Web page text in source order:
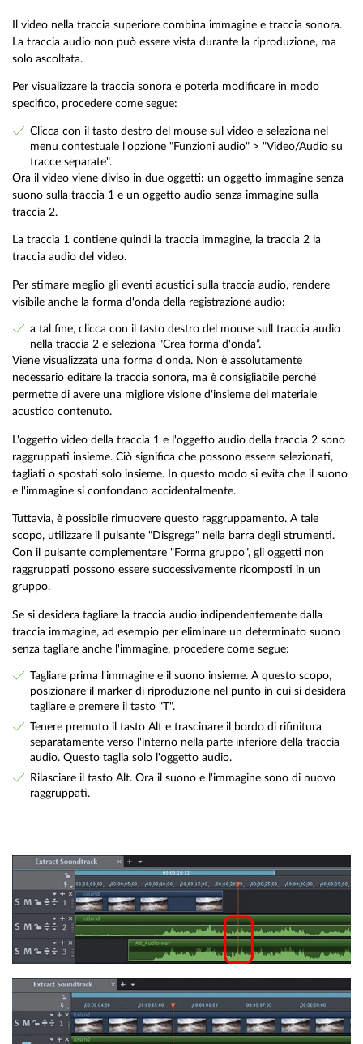
Il video nella traccia superiore combina immagine e traccia sonora.
La traccia audio non può essere vista durante la riproduzione, ma
solo ascoltata.
Per visualizzare la traccia sonora e poterla modificare in modo
specifico, procedere come segue:
Clicca con il tasto destro del mouse sul video e seleziona nel
menu contestuale l'opzione "Funzioni audio" > "Video/Audio su
tracce separate".
Ora il video viene diviso in due oggetti: un oggetto immagine senza
suono sulla traccia 1 e un oggetto audio senza immagine sulla
traccia 2.
La traccia 1 contiene quindi la traccia immagine, la traccia 2 la
traccia audio del video.
Per stimare meglio gli eventi acustici sulla traccia audio, rendere
visibile anche la forma d'onda della registrazione audio:
a tal fine, clicca con il tasto destro del mouse sull traccia audio
nella traccia 2 e seleziona "Crea forma d'onda”.
Viene visualizzata una forma d'onda. Non è assolutamente
necessario editare la traccia sonora, ma è consigliabile perché
permette di avere una migliore visione d'insieme del materiale
acustico contenuto.
L'oggetto video della traccia 1 e l'oggetto audio della traccia 2 sono
raggruppati insieme. Ciò significa che possono essere selezionati,
tagliati o spostati solo insieme. In questo modo si evita che il suono
e l'immagine si confondano accidentalmente.
Tuttavia, è possibile rimuovere questo raggruppamento. A tale
scopo, utilizzare il pulsante "Disgrega" nella barra degli strumenti.
Con il pulsante complementare "Forma gruppo", gli oggetti non
raggruppati possono essere successivamente ricomposti in un
gruppo.
Se si desidera tagliare la traccia audio indipendentemente dalla
traccia immagine, ad esempio per eliminare un determinato suono
senza tagliare anche l'immagine, procedere come segue:
Tagliare prima l'immagine e il suono insieme. A questo scopo,
posizionare il marker di riproduzione nel punto in cui si desidera
tagliare e premere il tasto "T".
Tenere premuto il tasto Alt e trascinare il bordo di rifinitura
separatamente verso l'interno nella parte inferiore della traccia
audio. Questo taglia solo l'oggetto audio.
Rilasciare il tasto Alt. Ora il suono e l'immagine sono di nuovo
raggruppati.